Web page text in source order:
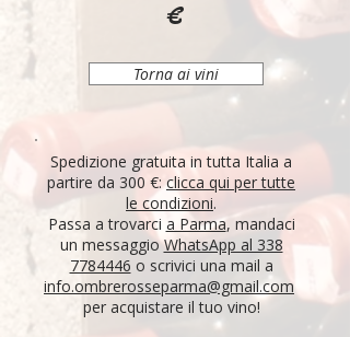
€
Torna ai vini
Spedizione gratuita in tutta Italia a
partire da 300 €:clicca qui per tutte
le condizioni.
Passa a trovarci a Parma, mandaci
un messaggioWhatsApp al 338
7784446 o scrivici una mail a
info.ombrerosseparma@gmail.com
per acquistare il tuo vino!